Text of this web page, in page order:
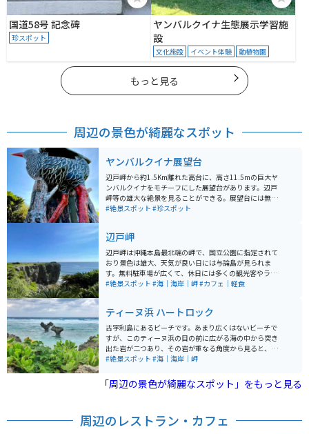
国道58号 記念碑
珍スポット
ヤンバルクイナ生態展示学習施
設
文化施設 イベント体験 動植物園
もっと見る
周辺の景色が綺麗なスポット
ヤンバルクイナ展望台
辺戸岬から約1.5Km離れた高台に、高さ11.5mの巨大ヤ
ンバルクイナをモチーフにした展望台があります。辺戸
岬等の雄大な絶景を見ることができる。展望台には無料
駐車場があり、階段を上るとヤンバルクイナ展望台の入
きる。駐車場までの道は登坂で狭い、車やバイクの運転
は徐行して注意が必要です。
#絶景スポット #珍スポット
辺戸岬
辺戸岬は沖縄本島最北端の岬で、国立公園に指定されて
おり景色は雄大、天気が良い日には与論島が見られま
す。無料駐車場が広くて、休日には多くの観光客やライ
ダーが訪れています。 遊歩道は整備されて歩きやすく、
どが設置されています。「沖縄最北端到達証明」は観光
案内所で有料ですが、氏名入りで発行してくれます。 こ
こに来たら「ヤンバルクイナ展望台」や「大石林山」も
行ってみたい。
#絶景スポット #海｜海岸｜岬#カフェ｜軽食
ティーヌ浜 ハートロック
古宇利島にあるビーチです。あまり広くはないビーチで
すが、このティーヌ浜の目の前に広がる海の中から突き
出た岩が二つあり、その岩が重なる角度から見ると、ハ
ートの形に見えることからハートロックと呼ばれていま
#絶景スポット #海｜海岸｜岬
「周辺の景色が綺麗なスポット」をもっと見る
周辺のレストラン・カフェ